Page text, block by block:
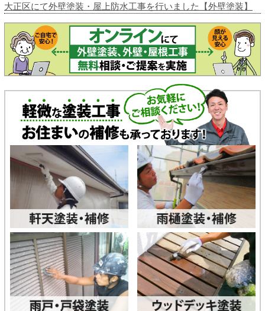
大正区にて外壁塗装・屋上防水工事を行いました【外壁塗装】